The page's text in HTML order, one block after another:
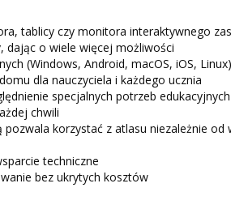
tablicy czy monitora interaktywnego
dając o wiele więcej możliwości
(Windows, Android, macOS, iOS, Linux)
dla nauczyciela i każdego ucznia
specjalnych potrzeb edukacyjnych
chwili
korzystać z atlasu niezależnie od
techniczne
bez ukrytych kosztów